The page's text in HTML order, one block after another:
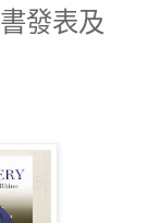
發表及